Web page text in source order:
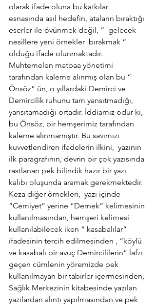
olarak ifade oluna bu katkılar
esnasında asıl hedefin, ataların bıraktığı
eserler ile övünmek değil, “  gelecek
nesillere yeni örnekler  bırakmak “
olduğu ifade olunmaktadır.
Muhtemelen matbaa yönetimi
tarafından kaleme alınmış olan bu “
Önsöz” ün, o yıllardaki Demirci ve
Demircilik ruhunu tam yansıtmadığı,
yansıtamadığı ortadır. İddiamız odur ki,
bu Önsöz, bir hemşerimiz tarafından
kaleme alınmamıştır. Bu savımızı
kuvvetlendiren ifadelerin ilkini,  yazının
ilk paragrafının, devrin bir çok yazısında
rastlanan pek bilindik hazır bir yazı
kalıbı oluşunda aramak gerekmektedir.
Keza diğer örnekleri,  yazı içinde
“Cemiyet” yerine “Dernek” kelimesinin
kullanılmasından, hemşeri kelimesi
kullanılabilecek iken “ kasabalılar”
ifadesinin tercih edilmesinden , “köylü
ve kasabalı bir avuç Demircililerin” lafzı
geçen cümlenin yöremizde pek
kullanılmayan bir tabirler içermesinden,
Sağlık Merkezinin kitabesinde yazılan
yazılardan alıntı yapılmasından ve pek